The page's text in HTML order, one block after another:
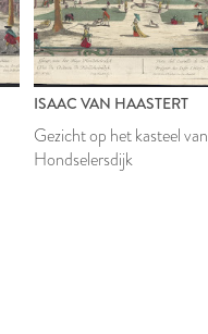
ISAAC VAN HAASTERT
Gezicht op het kasteel van
Hondselersdijk